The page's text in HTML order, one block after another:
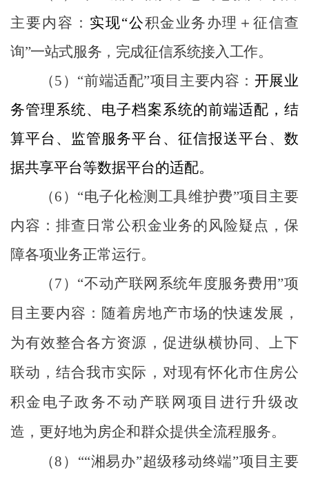
主要内容： 实现“公积金业务办理＋征信查
询”一站式服务，完成征信系统接入工作。
（5 ） “前端适配”项目主要内容： 开展业
务管理系统、电子档案系统的前端适配，结
算平台、监管服务平台、征信报送平台、数
据共享平台等数据平台的适配。
（6 ） “电子化检测工具维护费”项目主要
内容：排查日常公积金业务的风险疑点，保
障各项业务正常运行。
（7 ） “不动产联网系统年度服务费用”项
目主要内容：随着房地产市场的快速发展，
为有效整合各方资源，促进纵横协同、上下
联动，结合我市实际，对现有怀化市住房公
积金电子政务不动产联网项目进行升级改
造，更好地为房企和群众提供全流程服务。
（8 ） ““湘易办”超级移动终端”项目主要